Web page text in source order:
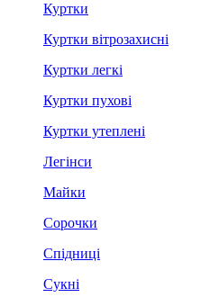
Куртки
Куртки вітрозахисні
Куртки легкі
Куртки пухові
Куртки утеплені
Легінси
Майки
Сорочки
Спідниці
Сукні